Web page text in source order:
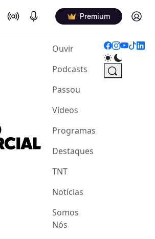
On Air Podcasts Premium Log in
Ouvir(current)
Podcasts
Passou
Vídeos
Programas
Destaques
TNT
Notícias
Somos
Nós